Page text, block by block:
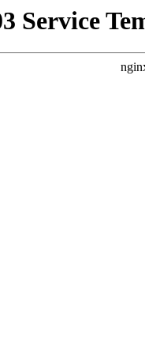
Service